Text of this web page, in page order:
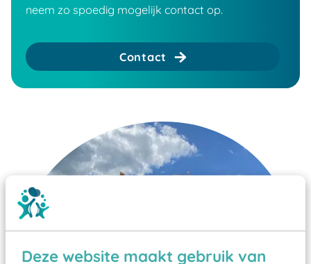
Deze website maakt gebruik van
neem zo spoedig mogelijk contact op.
Contact